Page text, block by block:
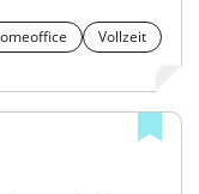
Vollzeit